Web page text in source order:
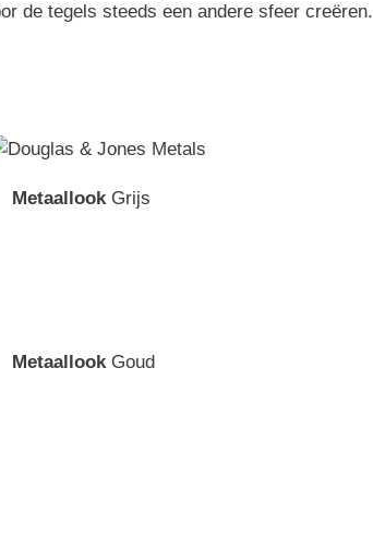
de tegels steeds een andere sfeer creëren.
MetaallookGrijs
MetaallookGoud